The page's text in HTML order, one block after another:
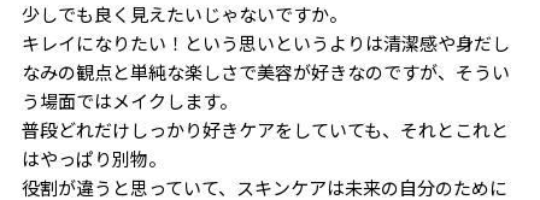
少しでも良く見えたいじゃないですか。
キレイになりたい！という思いというよりは清潔感や身だし
なみの観点と単純な楽しさで美容が好きなのですが、そうい
う場面ではメイクします。
普段どれだけしっかり好きケアをしていても、それとこれと
はやっぱり別物。
役割が違うと思っていて、スキンケアは未来の自分のために